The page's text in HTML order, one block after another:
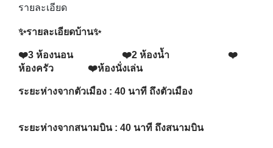
รายละเอียด
✨รายละเอียดบ้าน✨
❤️3 ห้องนอน ❤️2 ห้องน้ำ ❤️
ห้องครัว ❤️ห้องนั่งเล่น
ระยะห่างจากตัวเมือง : 40 นาที ถึงตัวเมือง
ระยะห่างจากสนามบิน : 40 นาที ถึงสนามบิน